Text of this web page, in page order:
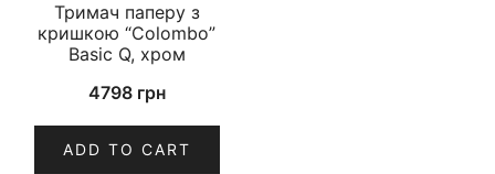
Тримач паперу з
кришкою “Colombo”
Basic Q, хром
4798 грн
ADD TO CART